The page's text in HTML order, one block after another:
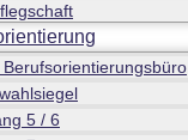
Berufsorientierungsbüro
5 / 6